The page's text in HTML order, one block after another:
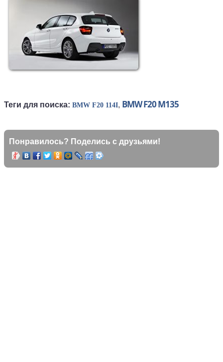
Теги для поиска: BMW F20 114I, BMW F20 M135
Понравилось? Поделись с друзьями!